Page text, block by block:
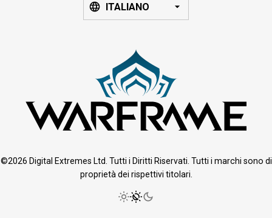
ITALIANO
©2026 Digital Extremes Ltd. Tutti i Diritti Riservati. Tutti i marchi sono di
proprietà dei rispettivi titolari.